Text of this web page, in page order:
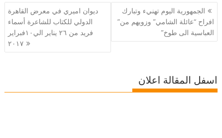
تصفّح
المقالات
الجمهورية اليوم تهنيء وتبارك
افراح “عائلة الشامي” وزويهم من”
العباسية الى طوخ”
ديوان اميري في معرض القاهرة
الدولي للكتاب للشاعرة أسماء
فريد من ٢٦ يناير الي١٠فبراير
٢٠١٧
اسفل المقالة اعلان